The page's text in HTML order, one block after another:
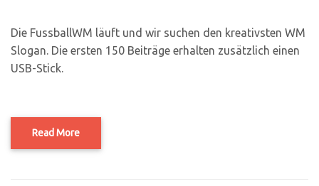
Die FussballWM läuft und wir suchen den kreativsten WM
Slogan. Die ersten 150 Beiträge erhalten zusätzlich einen
USB-Stick.
Read More